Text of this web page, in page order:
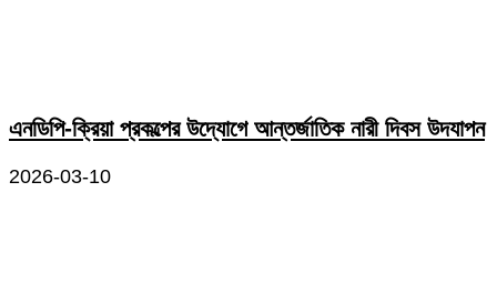
এনডিপি-ক্রিয়া প্রকল্পের উদ্যোগে আন্তর্জাতিক নারী দিবস উদযাপন
2026-03-10